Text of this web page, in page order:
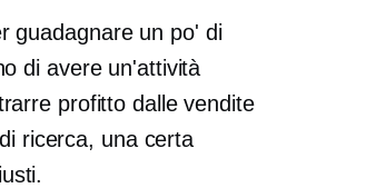
guadagnare un po' di
di avere un'attività
profitto dalle vendite
ricerca, una certa